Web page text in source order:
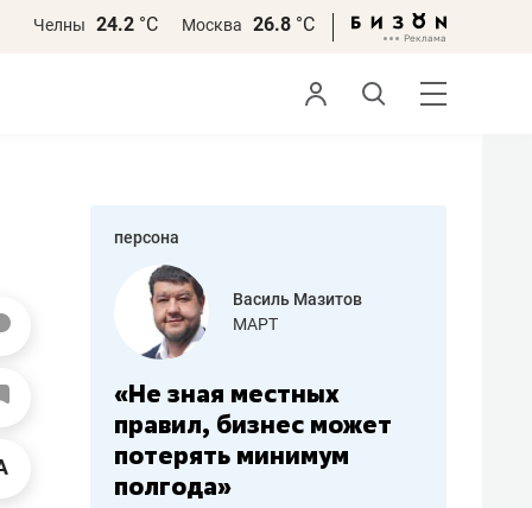
Челны 24.2 °С Москва 26.8 °С
персона
работа
Василь Мазитов
МАРТ
«Не зная местных
правил, бизнес может
потерять минимум
полгода»